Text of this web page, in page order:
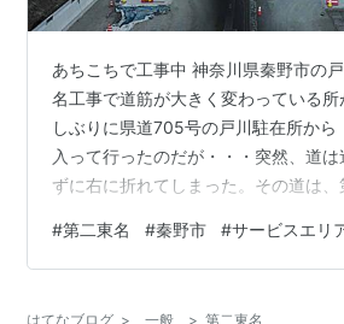
あちこちで工事中 神奈川県秦野市の
名工事で道筋が大きく変わっている所
しぶりに県道705号の戸川駐在所から
入って行ったのだが・・・突然、道
ずに右に折れてしまった。その道は、
て行けば良いのだろうか？ その右に折
は、またもT字路になってしまう。そ
#第二東名 #秦野市 #サービスエリ
はてなブログ > 一般 > 第二東名